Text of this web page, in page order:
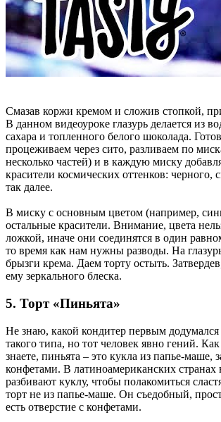
Смазав коржи кремом и сложив стопкой,
В данном видеоуроке глазурь делается из
сахара и топленного белого шоколада.
процеживаем через сито, разливаем по
несколько частей) и в каждую миску
красители космических оттенков: черного,
так далее.
В миску с основным цветом (например,
остальные красители. Внимание, цвета
ложкой, иначе они соединятся в один
то время как нам нужны разводы. На
брызги крема. Даем торту остыть.
ему зеркального блеска.
5. Торт «Пиньята»
Не знаю, какой кондитер первым додумался
такого типа, но тот человек явно гений.
знаете, пиньята – это кукла из папье-маше,
конфетами. В латиноамериканских странах
разбивают куклу, чтобы полакомиться
торт не из папье-маше. Он съедобный,
есть отверстие с конфетами.